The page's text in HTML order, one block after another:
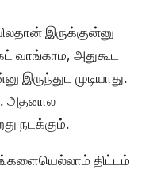
இருக்குன்னு
வாங்காம, அதுகூட
முடியாது.
அதனால
நடக்கும்.
திட்டம்